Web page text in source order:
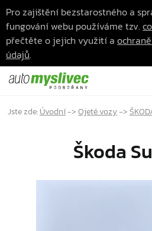
Pro zajištění bezstarostného a
fungování webu používáme tzv.
přečtěte o jejich využití a
údajů.
Jste zde:Úvodní->Ojeté vozy->
Škoda